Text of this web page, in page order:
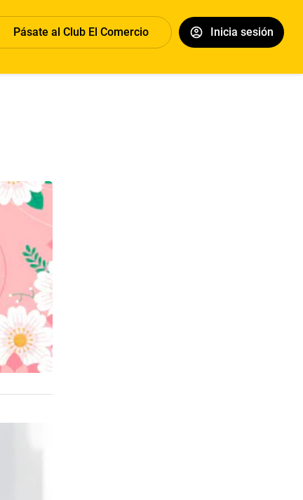
Pásate al Club El Comercio Inicia sesión